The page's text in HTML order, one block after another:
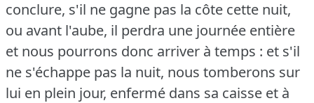
conclure, s'il ne gagne pas la côte cette nuit,
ou avant l'aube, il perdra une journée entière
et nous pourrons donc arriver à temps : et s'il
ne s'échappe pas la nuit, nous tomberons sur
lui en plein jour, enfermé dans sa caisse et à